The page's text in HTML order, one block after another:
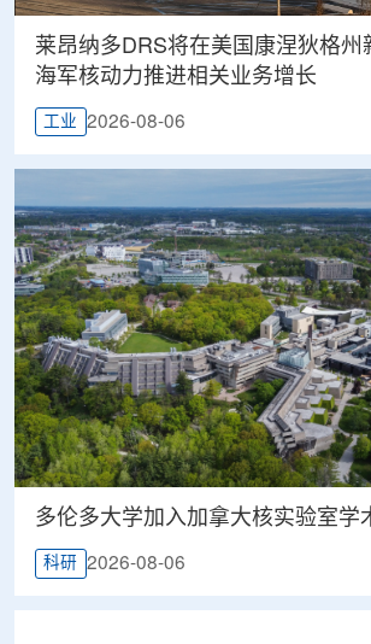
莱昂纳多DRS将在美国康涅狄格州
海军核动力推进相关业务增长
工业 2026-08-06
多伦多大学加入加拿大核实验室学
科研 2026-08-06